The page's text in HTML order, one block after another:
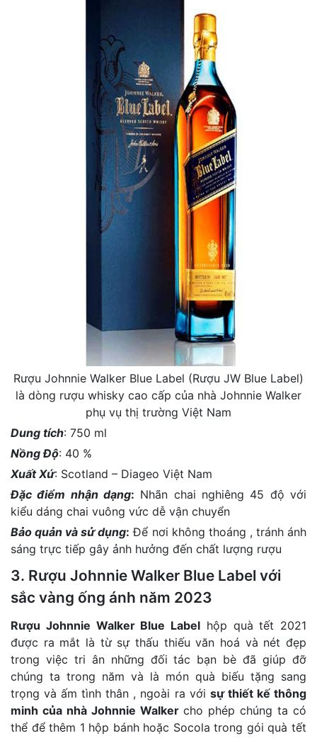
Rượu Johnnie Walker Blue Label (Rượu JW Blue Label)
là dòng rượu whisky cao cấp của nhà Johnnie Walker
phụ vụ thị trường Việt Nam
Dung tích: 750 ml
Nồng Độ: 40 %
Xuất Xứ: Scotland – Diageo Việt Nam
Đặc điểm nhận dạng: Nhãn chai nghiêng 45 độ với
kiểu dáng chai vuông vức dễ vận chuyển
Bảo quản và sử dụng: Để nơi không thoáng , tránh ánh
sáng trực tiếp gây ảnh hưởng đến chất lượng rượu
3. Rượu Johnnie Walker Blue Label với
sắc vàng ống ánh năm 2023
Rượu Johnnie Walker Blue Label hộp quà tết 2021
được ra mắt là từ sự thấu thiếu văn hoá và nét đẹp
trong việc tri ân những đối tác bạn bè đã giúp đỡ
chúng ta trong năm và là món quà biếu tặng sang
trọng và ấm tình thân , ngoài ra với sự thiết kế thông
minh của nhà Johnnie Walkercho phép chúng ta có
thể để thêm 1 hộp bánh hoặc Socola trong gói quà tết